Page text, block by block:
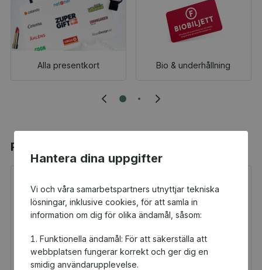
Hantera dina uppgifter
Vi och våra samarbetspartners utnyttjar tekniska
lösningar, inklusive cookies, för att samla in
information om dig för olika ändamål, såsom:
Funktionella ändamål: För att säkerställa att
webbplatsen fungerar korrekt och ger dig en
smidig användarupplevelse.
Alla presentkort Bio & underhållning
Populära produkter